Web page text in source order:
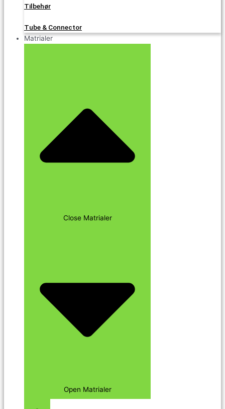
Tilbehør
Tube & Connector
Matrialer
Close Matrialer
Open Matrialer